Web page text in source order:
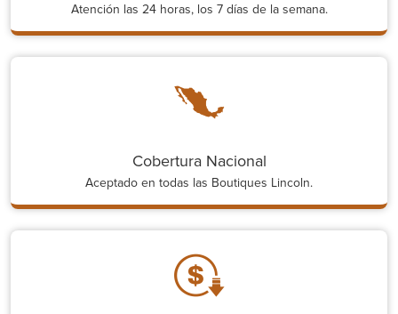
Atención las 24 horas, los 7 días de la semana.
Cobertura Nacional
Aceptado en todas las Boutiques Lincoln.